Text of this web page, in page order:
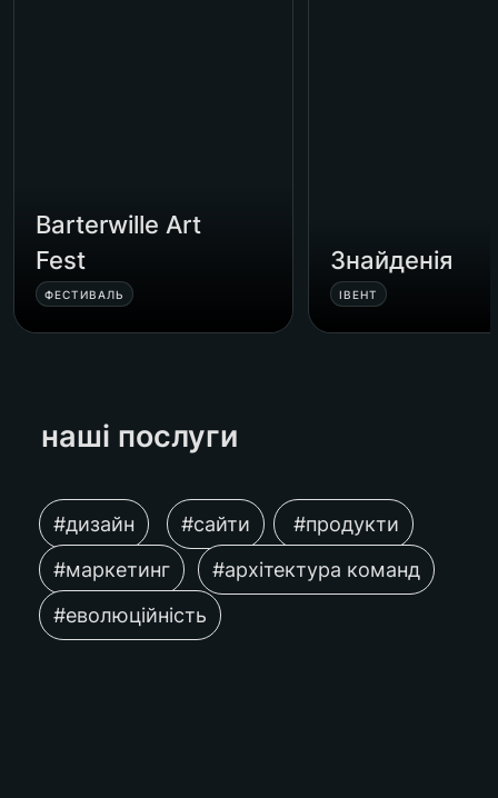
Barterwille Art
Fest
ФЕСТИВАЛЬ
Знайденія
ІВЕНТ
наші послуги
#дизайн #сайти
#продукти
#маркетинг
#архітектура команд
#еволюційність